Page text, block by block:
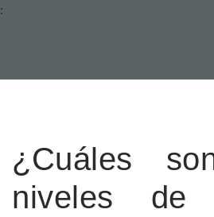
:
¿Cuáles
niveles de